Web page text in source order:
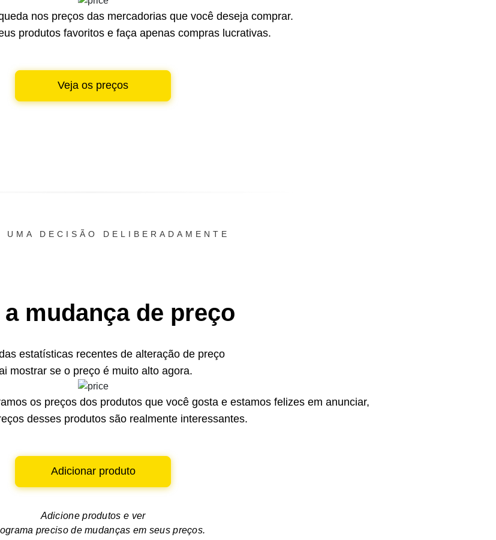
nos preços das mercadorias que você deseja comprar.
produtos favoritos e faça apenas compras lucrativas.
Veja os preços
UMA DECISÃO DELIBERADAMENTE
a mudança de preço
estatísticas recentes de alteração de preço
mostrar se o preço é muito alto agora.
os preços dos produtos que você gosta e estamos felizes em anunciar,
desses produtos são realmente interessantes.
Adicionar produto
Adicione produtos e ver
preciso de mudanças em seus preços.